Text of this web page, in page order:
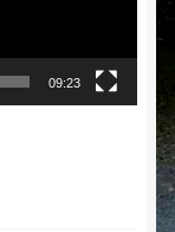
09:23